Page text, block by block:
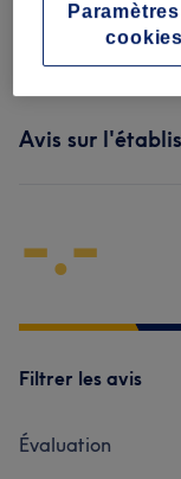
Maquillage
permanent (4)
Avis sur
-.-
Filtrer les avis
Évaluation
cookies